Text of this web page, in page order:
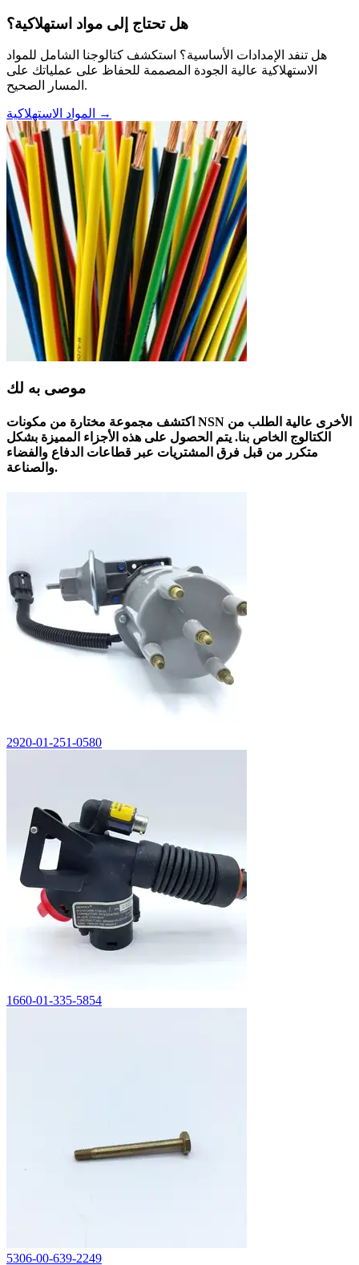
هل تحتاج إلى مواد استهلاكية؟
هل تنفد الإمدادات الأساسية؟ استكشف كتالوجنا الشامل للمواد
الاستهلاكية عالية الجودة المصممة للحفاظ على عملياتك على
المسار الصحيح.
المواد الاستهلاكية →
موصى به لك
اكتشف مجموعة مختارة من مكونات NSN الأخرى عالية الطلب من
الكتالوج الخاص بنا. يتم الحصول على هذه الأجزاء المميزة بشكل
متكرر من قبل فرق المشتريات عبر قطاعات الدفاع والفضاء
والصناعة.
2920-01-251-0580
1660-01-335-5854
5306-00-639-2249